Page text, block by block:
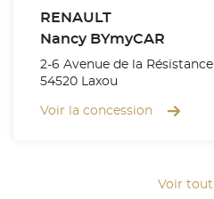
RENAULT
Nancy BYmyCAR
2-6 Avenue de la Résistance
54520 Laxou
Voir la concession
Voir tout